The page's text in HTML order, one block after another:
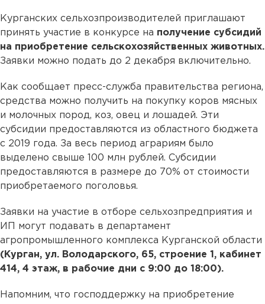
Курганских сельхозпроизводителей приглашают
принять участие в конкурсе на получение субсидий
на приобретение сельскохозяйственных животных.
Заявки можно подать до 2 декабря включительно.
Как сообщает пресс-служба правительства региона,
средства можно получить на покупку коров мясных
и молочных пород, коз, овец и лошадей. Эти
субсидии предоставляются из областного бюджета
с 2019 года. За весь период аграриям было
выделено свыше 100 млн рублей. Субсидии
предоставляются в размере до 70% от стоимости
приобретаемого поголовья.
Заявки на участие в отборе сельхозпредприятия и
ИП могут подавать в департамент
агропромышленного комплекса Курганской области
(Курган, ул. Володарского, 65, строение 1, кабинет
414, 4 этаж, в рабочие дни с 9:00 до 18:00).
Напомним, что господдержку на приобретение